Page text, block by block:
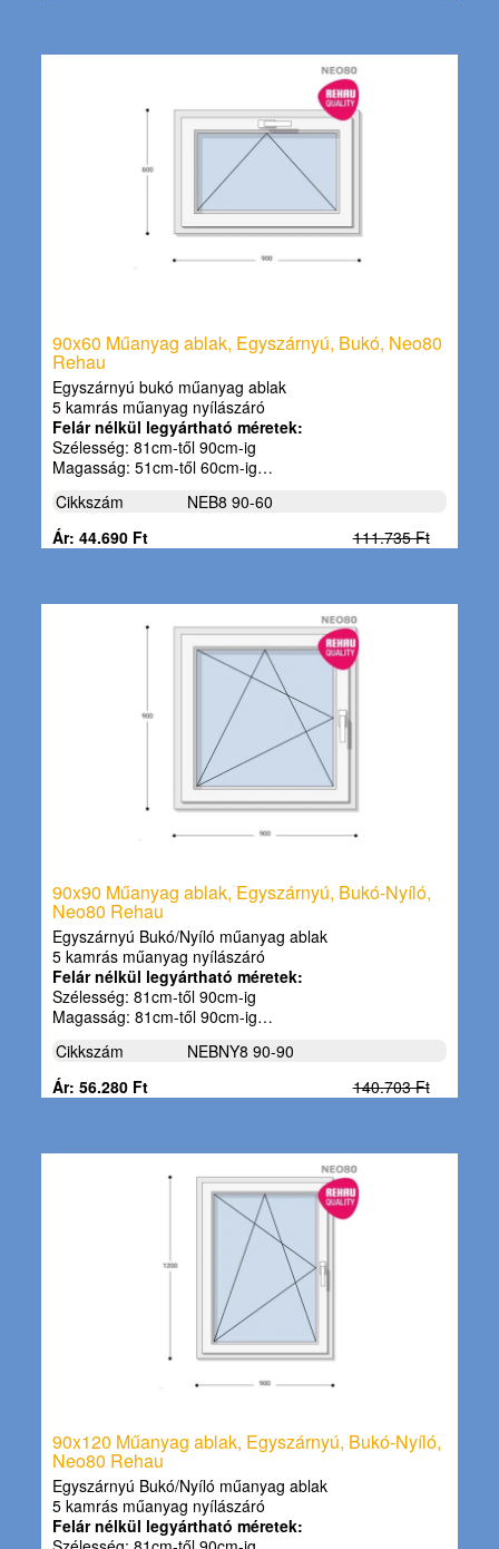
90x60 Műanyag ablak, Egyszárnyú, Bukó, Neo80
Rehau
Egyszárnyú bukó műanyag ablak
5 kamrás műanyag nyílászáró
Felár nélkül legyártható méretek:
Szélesség: 81cm-től 90cm-ig
Magasság: 51cm-től 60cm-ig…
Cikkszám
NEB8 90-60
Ár: 44.690 Ft
111.735 Ft
90x90 Műanyag ablak, Egyszárnyú, Bukó-Nyíló,
Neo80 Rehau
Egyszárnyú Bukó/Nyíló műanyag ablak
5 kamrás műanyag nyílászáró
Felár nélkül legyártható méretek:
Szélesség: 81cm-től 90cm-ig
Magasság: 81cm-től 90cm-ig…
Cikkszám
NEBNY8 90-90
Ár: 56.280 Ft
140.703 Ft
90x120 Műanyag ablak, Egyszárnyú, Bukó-Nyíló,
Neo80 Rehau
Egyszárnyú Bukó/Nyíló műanyag ablak
5 kamrás műanyag nyílászáró
Felár nélkül legyártható méretek: